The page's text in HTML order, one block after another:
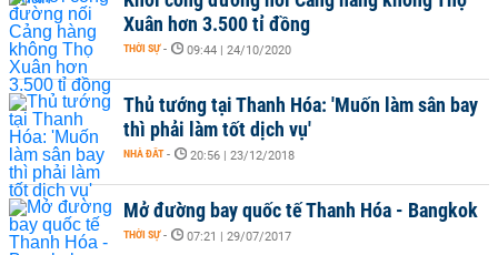
Xuân hơn 3.500 tỉ đồng
THỜI SỰ - 09:44 | 24/10/2020
Thủ tướng tại Thanh Hóa: 'Muốn làm sân bay
thì phải làm tốt dịch vụ'
NHÀ ĐẤT - 20:56 | 23/12/2018
Mở đường bay quốc tế Thanh Hóa - Bangkok
THỜI SỰ - 07:21 | 29/07/2017